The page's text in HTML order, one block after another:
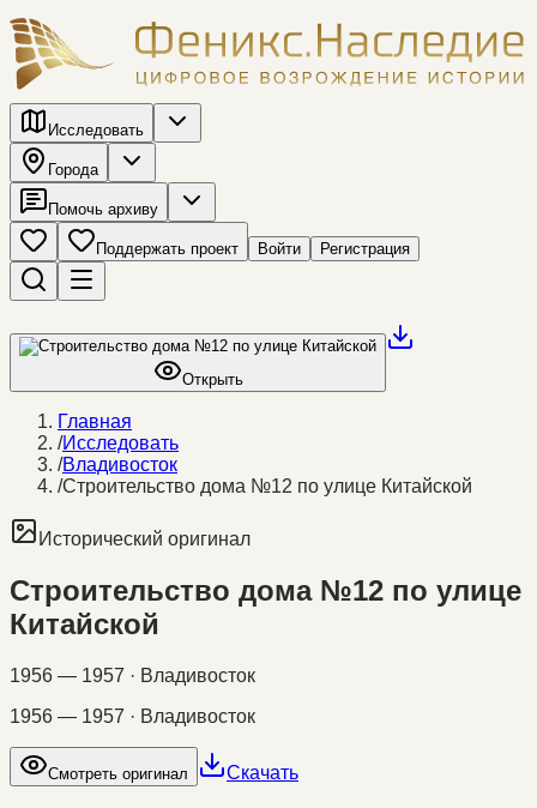
Исследовать
Города
Помочь архиву
Поддержать проект Войти Регистрация
Открыть
Главная
/Исследовать
/Владивосток
/Строительство дома №12 по улице Китайской
Исторический оригинал
Строительство дома №12 по улице
Китайской
1956 — 1957 · Владивосток
1956 — 1957 · Владивосток
Смотреть оригинал Скачать